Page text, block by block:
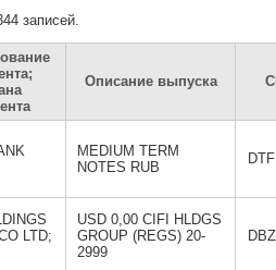
записей.
Описание выпуска
MEDIUM TERM
NOTES RUB
LTD;
USD 0,00 CIFI HLDGS
GROUP (REGS) 20-
2999